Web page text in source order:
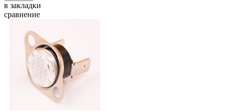
в закладки
сравнение